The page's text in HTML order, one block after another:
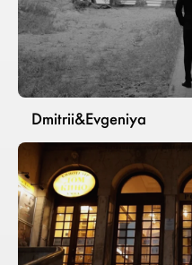
Dmitrii&Evgeniya